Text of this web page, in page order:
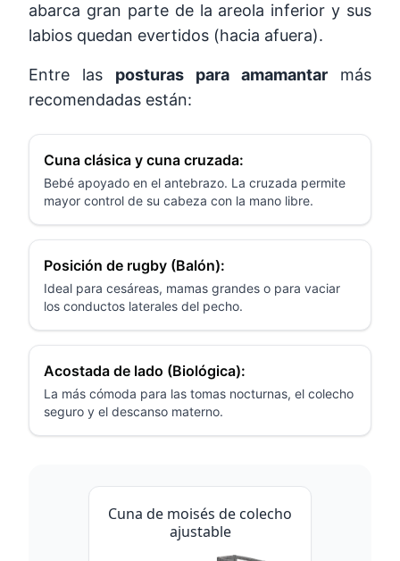
abarca gran parte de la areola inferior y sus
labios quedan evertidos (hacia afuera).
Entre las posturas para amamantar más
recomendadas están:
Cuna clásica y cuna cruzada:
Bebé apoyado en el antebrazo. La cruzada permite
mayor control de su cabeza con la mano libre.
Posición de rugby (Balón):
Ideal para cesáreas, mamas grandes o para vaciar
los conductos laterales del pecho.
Acostada de lado (Biológica):
La más cómoda para las tomas nocturnas, el colecho
seguro y el descanso materno.
Cuna de moisés de colecho
ajustable